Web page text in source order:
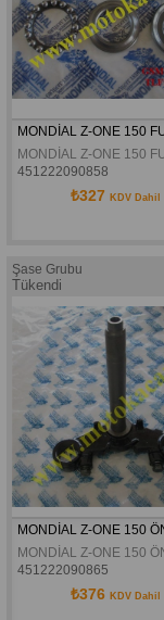
451222090858
₺327 KDV Dahil
Şase Grubu
Tükendi
451222090865
₺376 KDV Dahil